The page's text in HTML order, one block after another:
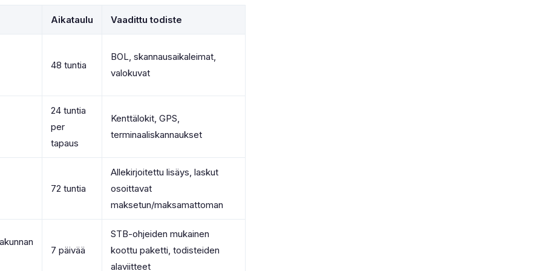
Aikataulu Vaadittu todiste
48 tuntia
BOL, skannausaikaleimat,
valokuvat
24 tuntia
per
tapaus
Kenttälokit, GPS,
terminaaliskannaukset
72 tuntia
Allekirjoitettu lisäys, laskut
osoittavat
maksetun/maksamattoman
7 päivää
STB-ohjeiden mukainen
koottu paketti, todisteiden
alaviitteet